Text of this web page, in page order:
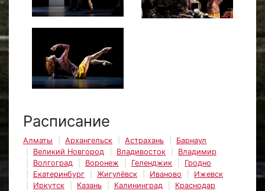
Расписание
Алматы Архангельск Астрахань
Барнаул
Великий Новгород
Владивосток
Владимир
Волгоград
Воронеж Геленджик
Гродно
Екатеринбург
Жигулёвск Иваново
Ижевск
Иркутск
Казань Калининград
Краснодар